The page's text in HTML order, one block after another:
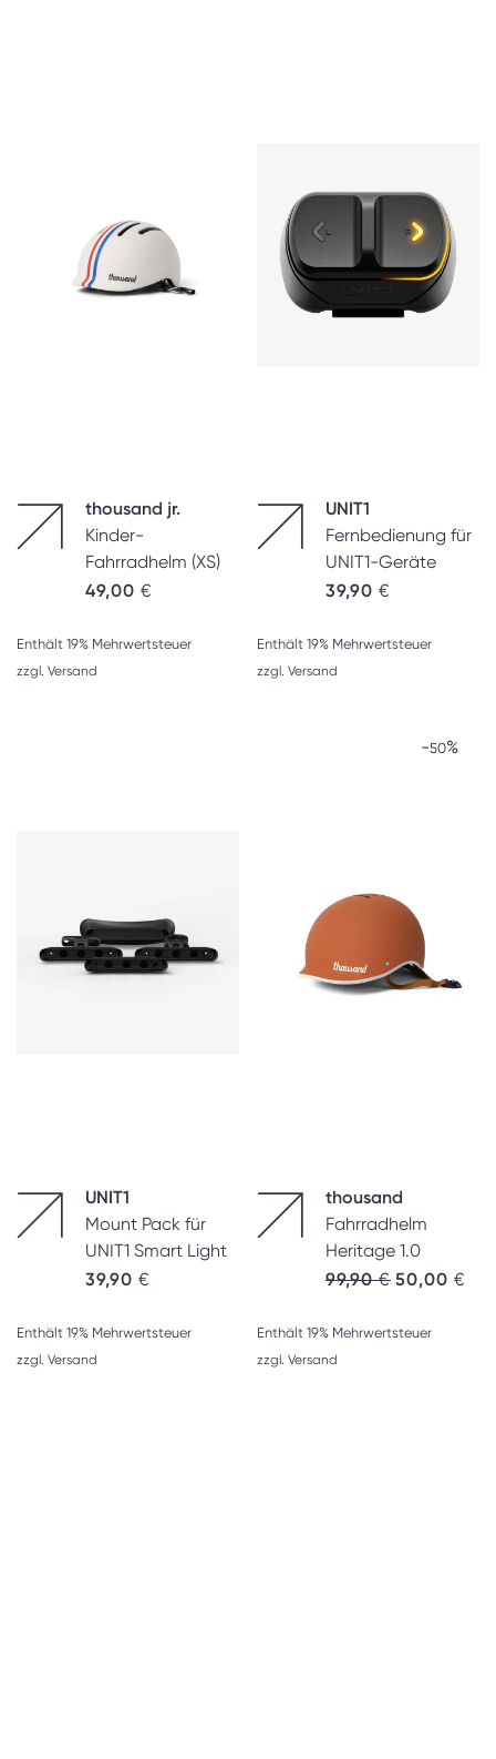
thousand jr.
Kinder-
Fahrradhelm (XS)
49,00 €
Enthält 19% Mehrwertsteuer
zzgl. Versand
UNIT1
Fernbedienung für
UNIT1-Geräte
39,90 €
Enthält 19% Mehrwertsteuer
zzgl. Versand
UNIT1
Mount Pack für
UNIT1 Smart Light
39,90 €
Enthält 19% Mehrwertsteuer
zzgl. Versand
-50%
thousand
Fahrradhelm
Heritage 1.0
99,90€ 50,00 €
Enthält 19% Mehrwertsteuer
zzgl. Versand